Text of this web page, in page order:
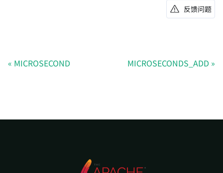
反馈问题
MICROSECOND MICROSECONDS_ADD